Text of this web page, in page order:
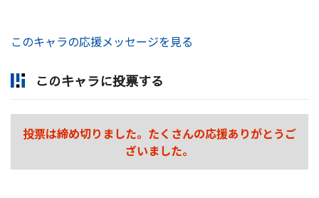
このキャラの応援メッセージを見る
このキャラに投票する
投票は締め切りました。たくさんの応援ありがとうご
ざいました。